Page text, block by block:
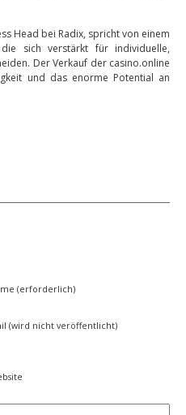
Head bei Radix, spricht von einem
sich verstärkt für individuelle,
Der Verkauf der casino.online
und das enorme Potential an
(erforderlich)
(wird nicht veröffentlicht)